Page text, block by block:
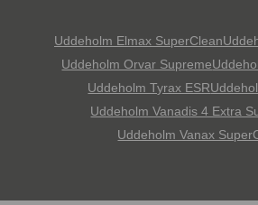
Uddeholm Elmax SuperClean
Uddeholm Orvar Supreme
Uddeholm Tyrax ESR
Uddeholm Vanadis 4 Extra
Uddeholm Vanax